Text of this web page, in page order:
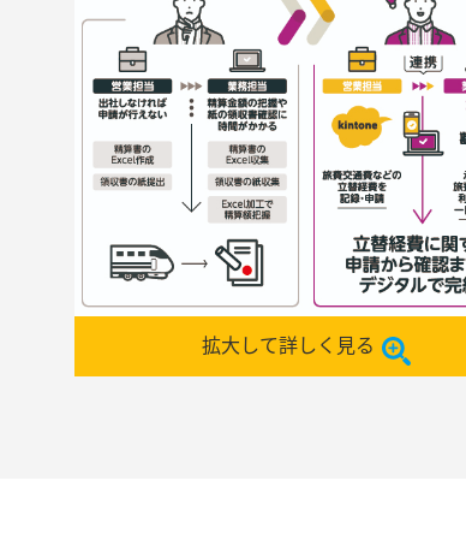
拡大して詳しく見る